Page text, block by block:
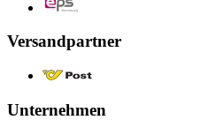
Versandpartner
Unternehmen